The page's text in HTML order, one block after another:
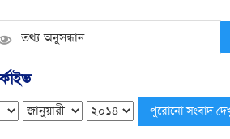
বেগমগঞ্জে ১১ দলীয় ঐক্যের বিক্ষোভ সমাবেশ ও
অনুষ্ঠিত
বুধবার ● ৫ আগস্ট ২০২৬
চেয়ারম্যান পদে জনপ্রিয়তার শীর্ষে এম শহীদ